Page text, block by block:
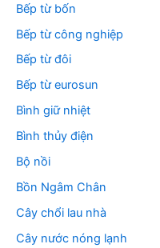
Bếp từ bốn
Bếp từ công nghiệp
Bếp từ đôi
Bếp từ eurosun
Bình giữ nhiệt
Bình thủy điện
Bộ nồi
Bồn Ngâm Chân
Cây chổi lau nhà
Cây nước nóng lạnh